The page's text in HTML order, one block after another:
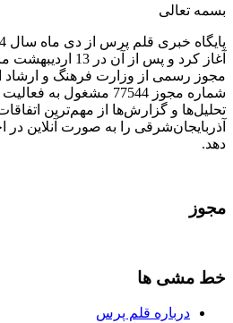
بسمه تعالی
مجوز رسمی از وزارت فرهنگ و ارشاد
شماره مجوز 77544 مشغول
تحلیل‌ها و گزارش‌ها از مهم‌ترین
آذربایجان‌شرقی را به صورت آنلاین در
دهد.
مجوز
خط مشی ها
درباره قلم پرس